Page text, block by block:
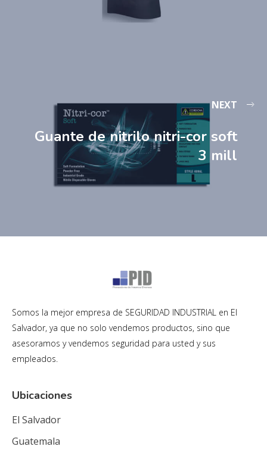
NEXT
Guante de nitrilo nitri-cor soft
3 mill
Somos la mejor empresa de SEGURIDAD INDUSTRIAL en El
Salvador, ya que no solo vendemos productos, sino que
asesoramos y vendemos seguridad para usted y sus
empleados.
Ubicaciones
El Salvador
Guatemala